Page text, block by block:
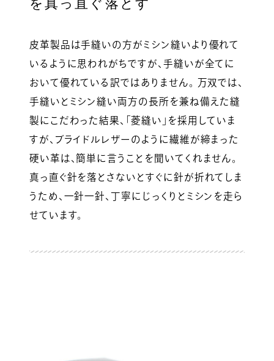
を真っ直ぐ落とす
皮革製品は手縫いの方がミシン縫いより優れて
いるように思われがちですが、手縫いが全てに
おいて優れている訳ではありません。 万双では、
手縫いとミシン縫い両方の長所を兼ね備えた縫
製にこだわった結果、「菱縫い」を採用していま
すが、ブライドルレザーのように繊維が締まった
硬い革は、簡単に言うことを聞いてくれません。
真っ直ぐ針を落とさないとすぐに針が折れてしま
うため、一針一針、丁寧にじっくりとミシンを走ら
せています。